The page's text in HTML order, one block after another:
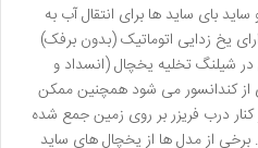
بای ساید ها برای انتقال آب به
یخ زدایی اتوماتیک (بدون برفک)
شیلنگ تخلیه یخچال (انسداد و
کندانسور می شود همچنین ممکن
درب فریزر بر روی زمین جمع شده
از مدل ها از یخچال های ساید